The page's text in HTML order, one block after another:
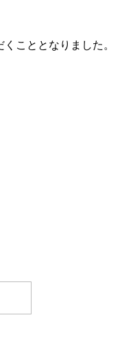
こととなりました。